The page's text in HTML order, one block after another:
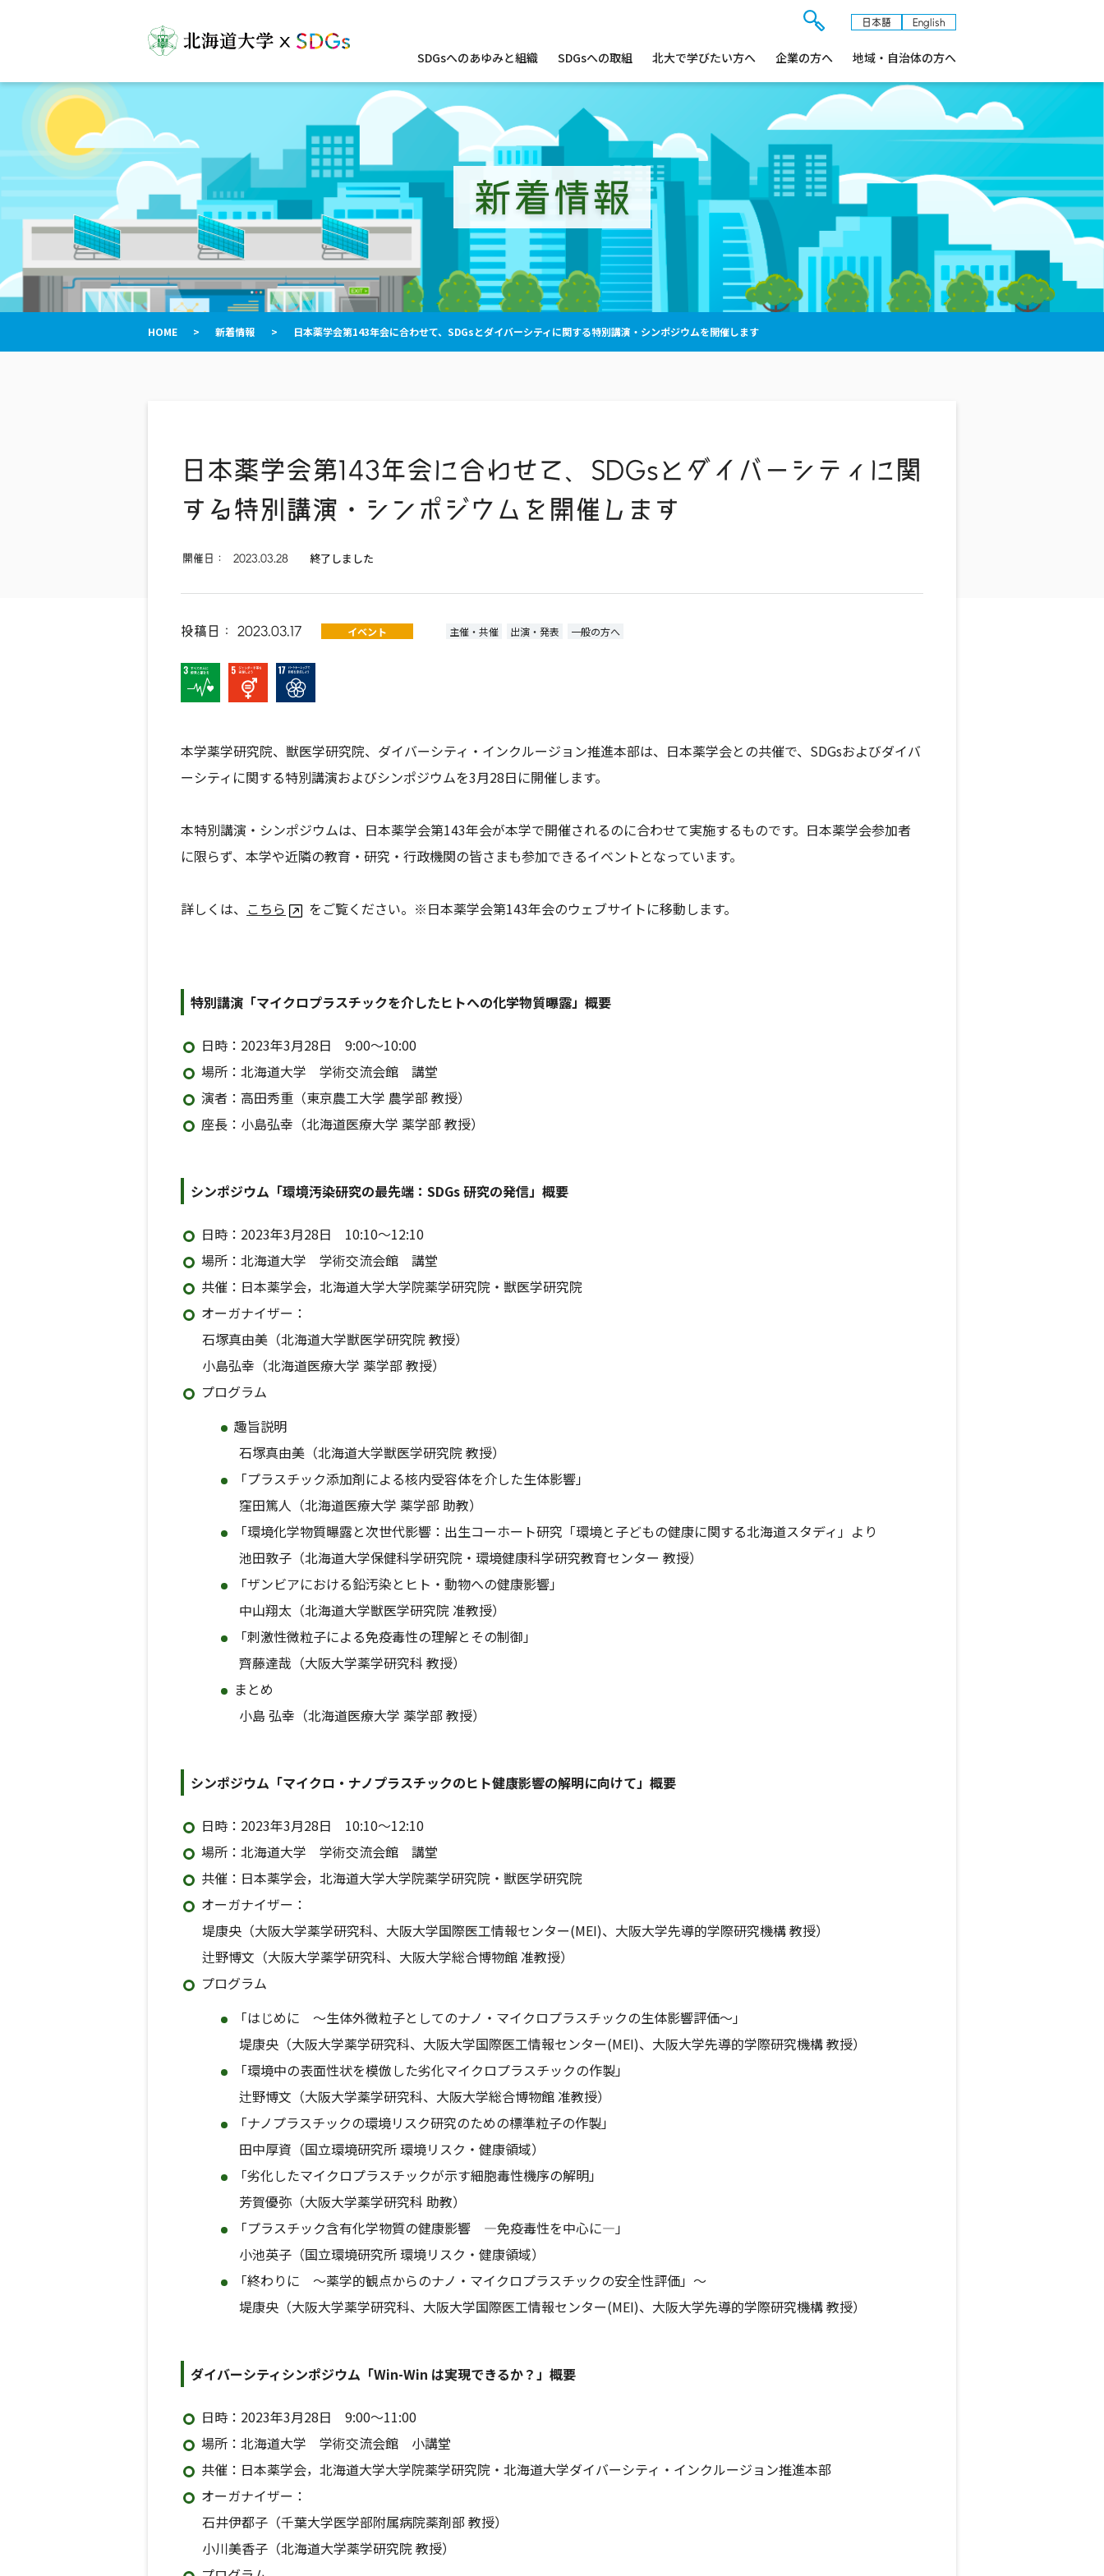
索
ォ
ー
を
開
閉
す
る
日本語 English
ト
内
ニ
ュ
SDGsへのあゆみと組織 SDGsへの取組 北大で学びたい方へ 企業の方へ 地域・自治体の方へ
新着情報
HOME > 新着情報 > 日本薬学会第143年会に合わせて、SDGsとダイバーシティに関する特別講演・シンポジウムを開催します
日本薬学会第143年会に合わせて、SDGsとダイバーシティに関
する特別講演・シンポジウムを開催します
開催日： 2023.03.28 終了しました
投稿日： 2023.03.17 イベント 主催・共催 出演・発表 一般の方へ
本学薬学研究院、獣医学研究院、ダイバーシティ・インクルージョン推進本部は、日本薬学会との共催で、SDGsおよびダイバ
ーシティに関する特別講演およびシンポジウムを3月28日に開催します。
本特別講演・シンポジウムは、日本薬学会第143年会が本学で開催されるのに合わせて実施するものです。日本薬学会参加者
に限らず、本学や近隣の教育・研究・行政機関の皆さまも参加できるイベントとなっています。
詳しくは、 こちら をご覧ください。※日本薬学会第143年会のウェブサイトに移動します。
特別講演「マイクロプラスチックを介したヒトへの化学物質曝露」概要
日時：2023年3月28日 9:00～10:00
場所：北海道大学 学術交流会館 講堂
演者：高田秀重（東京農工大学 農学部 教授）
座長：小島弘幸（北海道医療大学 薬学部 教授）
シンポジウム「環境汚染研究の最先端：SDGs 研究の発信」概要
日時：2023年3月28日 10:10～12:10
場所：北海道大学 学術交流会館 講堂
共催：日本薬学会，北海道大学大学院薬学研究院・獣医学研究院
オーガナイザー：
石塚真由美（北海道大学獣医学研究院 教授）
小島弘幸（北海道医療大学 薬学部 教授）
プログラム
趣旨説明
石塚真由美（北海道大学獣医学研究院 教授）
「プラスチック添加剤による核内受容体を介した生体影響」
窪田篤人（北海道医療大学 薬学部 助教）
「環境化学物質曝露と次世代影響：出生コーホート研究「環境と子どもの健康に関する北海道スタディ」より
池田敦子（北海道大学保健科学研究院・環境健康科学研究教育センター 教授）
「ザンビアにおける鉛汚染とヒト・動物への健康影響」
中山翔太（北海道大学獣医学研究院 准教授）
「刺激性微粒子による免疫毒性の理解とその制御」
齊藤達哉（大阪大学薬学研究科 教授）
まとめ
小島 弘幸（北海道医療大学 薬学部 教授）
シンポジウム「マイクロ・ナノプラスチックのヒト健康影響の解明に向けて」概要
日時：2023年3月28日 10:10～12:10
場所：北海道大学 学術交流会館 講堂
共催：日本薬学会，北海道大学大学院薬学研究院・獣医学研究院
オーガナイザー：
堤康央（大阪大学薬学研究科、大阪大学国際医工情報センター(MEI)、大阪大学先導的学際研究機構 教授）
辻野博文（大阪大学薬学研究科、大阪大学総合博物館 准教授）
プログラム
「はじめに ～生体外微粒子としてのナノ・マイクロプラスチックの生体影響評価～」
堤康央（大阪大学薬学研究科、大阪大学国際医工情報センター(MEI)、大阪大学先導的学際研究機構 教授）
「環境中の表面性状を模倣した劣化マイクロプラスチックの作製」
辻野博文（大阪大学薬学研究科、大阪大学総合博物館 准教授）
「ナノプラスチックの環境リスク研究のための標準粒子の作製」
田中厚資（国立環境研究所 環境リスク・健康領域）
「劣化したマイクロプラスチックが示す細胞毒性機序の解明」
芳賀優弥（大阪大学薬学研究科 助教）
「プラスチック含有化学物質の健康影響 ―免疫毒性を中心に―」
小池英子（国立環境研究所 環境リスク・健康領域）
「終わりに ～薬学的観点からのナノ・マイクロプラスチックの安全性評価」～
堤康央（大阪大学薬学研究科、大阪大学国際医工情報センター(MEI)、大阪大学先導的学際研究機構 教授）
ダイバーシティシンポジウム「Win-Win は実現できるか？」概要
日時：2023年3月28日 9:00～11:00
場所：北海道大学 学術交流会館 小講堂
共催：日本薬学会，北海道大学大学院薬学研究院・北海道大学ダイバーシティ・インクルージョン推進本部
オーガナイザー：
石井伊都子（千葉大学医学部附属病院薬剤部 教授）
小川美香子（北海道大学薬学研究院 教授）